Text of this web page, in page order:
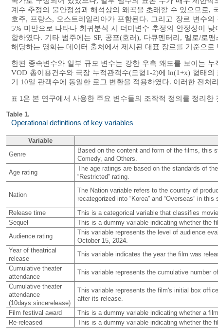
계수 추정의 불안정성과 해석상의 왜곡을 초래할 수 있으므로,
호주, 프랑스, 오스트레일리아가 포함된다. 그리고 장르 변수
5% 미만으로 나타나 회귀분석 시 더미변수 추정의 안정성이
합하였다. 기타 범주에는 SF, 공포(호러), 다큐멘터리, 멜로/로
해당하는 영화는 데이터 출처에서 제시된 대표 장르를 기준으로
한편 종속변수와 일부 규모 변수는 강한 우측 왜도를 보이는
VOD 총이용건수와 극장 누적관객수(모형1-2)에 ln(1+x) 형태
기 10일 관객수에 동일한 로그 변환을 적용하였다. 이러한 전
표 1은 본 연구에서 사용한 주요 변수들의 조작적 정의를 정리한
Table 1.
Operational definitions of key variables
Variable
Genre
Based on the content and form of the films, this
Comedy, and Others.
Age rating
The age ratings are based on the standards of
“Restricted” rating.
Nation
The Nation variable refers to the country of
recategorized into “Korea” and “Overseas” in this
Release time
This is a categorical variable that classifies
Sequel
This is a dummy variable indicating whether the
Audience rating
This variable represents the level of audience
October 15, 2024.
Year of theatrical
release
This variable indicates the year the film was
Cumulative theater
attendance
This variable represents the cumulative number
Cumulative theater
attendance
(10days sincerelease)
This variable represents the film's initial box
after its release.
Film festival award
This is a dummy variable indicating whether a
Re-released
This is a dummy variable indicating whether the